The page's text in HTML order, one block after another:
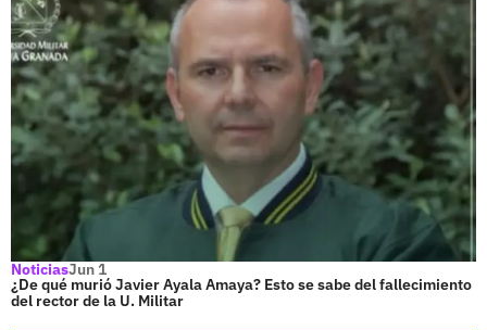
NoticiasJun 1
¿De qué murió Javier Ayala Amaya? Esto se sabe del fallecimiento
del rector de la U. Militar